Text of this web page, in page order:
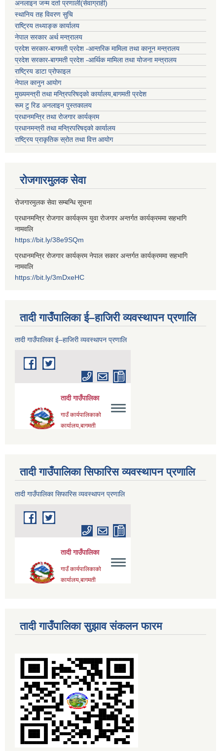
अनलाइन जन्म दर्ता प्रणाली(सेवाग्राही)
स्थानिय तह विवरण सुचि
राष्ट्रिय तथ्याङ्क कार्यालय
नेपाल सरकार अर्थ मन्त्रालय
प्रदेश सरकार-बागमती प्रदेश -आन्तरिक मामिला तथा कानून मन्त्रालय
प्रदेश सरकार-बागमती प्रदेश -आर्थिक मामिला तथा योजना मन्त्रालय
राष्ट्रिय डाटा प्रोफाइल
नेपाल कानुन आयोग
मुख्यमन्त्री तथा मन्त्रिपरिषद्को कार्यालय,बागमती प्रदेश
रूम टु रिड अनलाइन पुस्तकालय
प्रधानमन्त्रि तथा रोजगार कार्यक्रम
प्रधानमन्त्री तथा मन्त्रिपरिषद्को कार्यालय
राष्ट्रिय प्राकृतिक स्रोत तथा वित्त आयोग
रोजगारमुलक सेवा
रोजगारमुलक सेवा सम्बन्धि सूचना
प्रधानमन्त्रि रोजगार कार्यक्रम युवा रोजगार अन्तर्गत कार्यक्रममा सहभागि
नामवलि
https://bit.ly/38e9SQm
प्रधानमन्त्रि रोजगार कार्यक्रम नेपाल सकार अन्तर्गत कार्यक्रममा सहभागि
नामवलि
https://bit.ly/3mDxeHC
तादी गाउँपालिका ई–हाजिरी व्यवस्थापन प्रणालि
तादी गाउँपालिका ई–हाजिरी व्यवस्थापन प्रणालि
तादी गाउँपालिका सिफारिस व्यवस्थापन प्रणालि
तादी गाउँपालिका सिफारिस व्यवस्थापन प्रणालि
तादी गाउँपालिका सुझाव संकलन फारम